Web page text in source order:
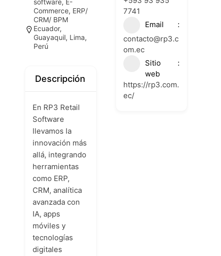
software, E-
Commerce, ERP/
CRM/ BPM
Ecuador,
Guayaquil, Lima,
Perú
Descripción
En RP3 Retail
Software
llevamos la
innovación más
allá, integrando
herramientas
como ERP,
CRM, analítica
avanzada con
IA, apps
móviles y
tecnologías
digitales
7741
Email
contacto@rp3.c
om.ec
Sitio
web
https://rp3.com.
ec/